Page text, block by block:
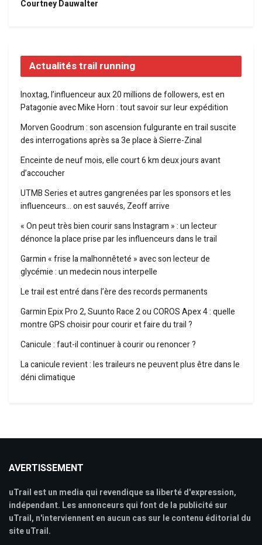
Courtney Dauwalter
Actualités trail running
Inoxtag, l’influenceur aux 20 millions de followers, est en
Patagonie avec Mike Horn : tout savoir sur leur expédition
Morven Goodrum : son ascension fulgurante en trail suscite
des interrogations après sa 3e place à Sierre-Zinal
Enceinte de neuf mois, elle court 6 km deux jours avant
d’accoucher
UTMB Series et autres gangrenées par les sponsors et les
influenceurs… on est sauvés, Zeoff arrive
« On peut très bien courir sans Instagram » : un lecteur
dénonce la place prise par les influenceurs dans le trail
Garmin « frise la malhonnêteté » avec son lecteur de
glycémie : un medecin nous interpelle
Le trail est entré dans l’ère des records permanents
Garmin Epix Pro 2, Suunto Race 2 ou COROS Apex 4 : quelle
montre GPS choisir pour courir et faire du trail ?
Canicule : faut-il continuer à courir ou renoncer ?
La canicule revient : les traileurs ne peuvent plus être dans le
déni climatique
AVERTISSEMENT
uTrail est un media qui revendique sa liberté d'expression,
indépendant. Les annonceurs qui font de la publicité sur
uTrail, n'interviennent en aucun cas sur le contenu éditorial du
site uTrail.